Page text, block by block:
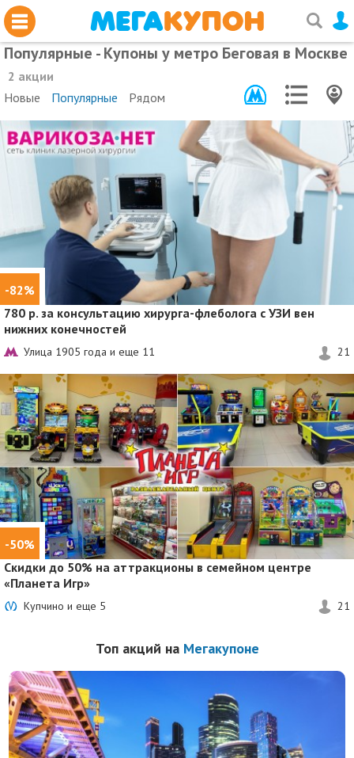
Популярные - Купоны у метро Беговая в Москве
2 акции
Новые
Популярные Рядом
-82%
780 р. за консультацию хирурга-флеболога с УЗИ вен
нижних конечностей
Улица 1905 года и еще 11 21
-50%
Скидки до 50% на аттракционы в семейном центре
«Планета Игр»
Купчино и еще 5 21
Топ акций на Мегакупоне